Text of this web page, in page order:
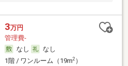
3万円
管理費-
なし
なし
1階 / ワンルーム（19m2）